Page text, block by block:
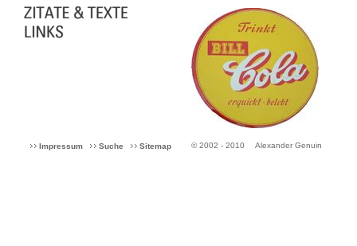
Impressum Suche Sitemap © 2002 - 2010 Alexander Genuin